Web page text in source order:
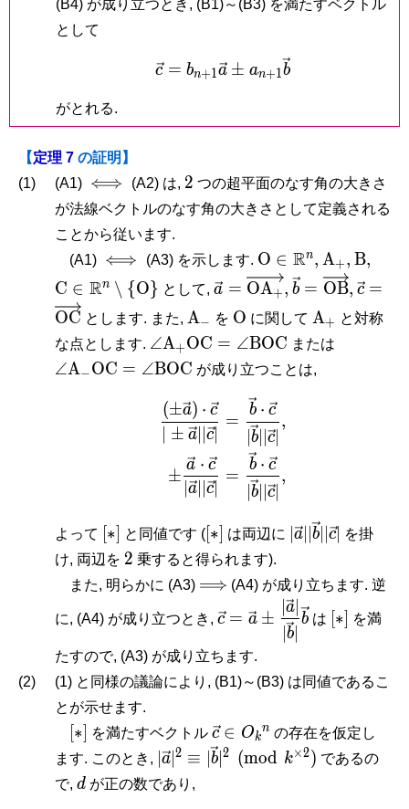
(B4) が成り立つとき, (B1)～(B3) を満たすベクトル
として
\vec c = b_{n+1}\vec
c = bn+1a ± an+1b
がとれる.
【定理 7 の証明】
(1)
(A1) \iff
⟺ (A2) は, 2
2 つの超平面のなす角の大きさ
が法線ベクトルのなす角の大きさとして定義される
ことから従います.
(A1) \iff
⟺ (A3) を示します. \mathrm
O \in
\mathbb
R^n,
O ∈ Rn, \mathrm
A_+,
A+,
B,
B,
C ∈ Rn ∖ {O} として,\vec a =
a = OA+, \vec b =
b = OB, \vec c
c =
OC とします. また, \mathrm
A_-
A− を \mathrm
O
O に関して \mathrm
A_+
A+ と対称
な点とします. \angle\mathrm
A_+\mathrm{OC} =
\angle\mathrm{BOC}
∠A+OC = ∠BOC または
∠A−OC = ∠BOC が成り立つことは,
\begin{aligned}
∣ ± a∣∣c∣
(±a) ⋅ c
±
∣a ∣c∣
a ⋅ c
=
b∣ c∣
b ⋅ c
,
=
∣b∣∣c∣
b ⋅ c
,
よって [\ast
]
[∗] と同値です ([\ast
]
[∗] は両辺に |\vec
b||\vec
c|
∣a∣∣b∣∣c∣ を掛
け, 両辺を 2
2 乗すると得られます).
また, 明らかに (A3) \Longrightarrow
⟹ (A4) が成り立ちます. 逆
に, (A4) が成り立つとき,
\vec c = \vec
a\pm\dfrac{|\vec
a|}{|\vec b|}\vec
b
c = a ±
b∣
∣a∣
bは
[\ast
]
[∗] を満
たすので, (A3) が成り立ちます.
(2)
(1) と同様の議論により, (B1)～(B3) は同値であるこ
とが示せます.
[\ast
]
[∗] を満たすベクトル \vec c
\in
O_k{}^n
c ∈ Ok
n の存在を仮定し
ます. このとき, |\vec a|^2 \equiv
|\vec b|^2
\pmod{k^{\times
∣a∣2 ≡ ∣b∣2 (mod k×2) であるの
で, d
d が正の数であり,